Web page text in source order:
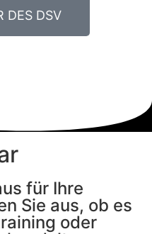
DES DSV
für Ihre
Sie aus, ob es
oder